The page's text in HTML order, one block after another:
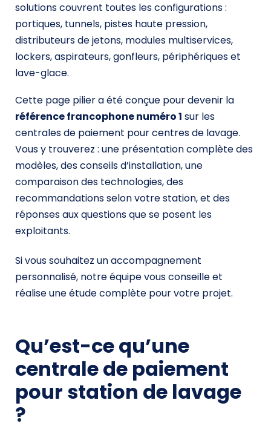
solutions couvrent toutes les configurations :
portiques, tunnels, pistes haute pression,
distributeurs de jetons, modules multiservices,
lockers, aspirateurs, gonfleurs, périphériques et
lave-glace.
Cette page pilier a été conçue pour devenir la
référence francophone numéro 1 sur les
centrales de paiement pour centres de lavage.
Vous y trouverez : une présentation complète des
modèles, des conseils d’installation, une
comparaison des technologies, des
recommandations selon votre station, et des
réponses aux questions que se posent les
exploitants.
Si vous souhaitez un accompagnement
personnalisé, notre équipe vous conseille et
réalise une étude complète pour votre projet.
Qu’est-ce qu’une
centrale de paiement
pour station de lavage
?